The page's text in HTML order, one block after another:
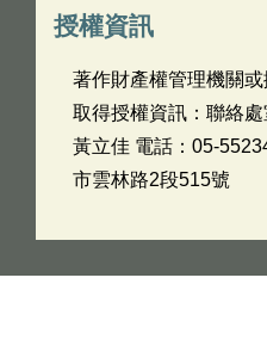
授權資訊
著作財產權管理機關
取得授權資訊：聯絡處
黃立佳 電話：05-
市雲林路2段515號